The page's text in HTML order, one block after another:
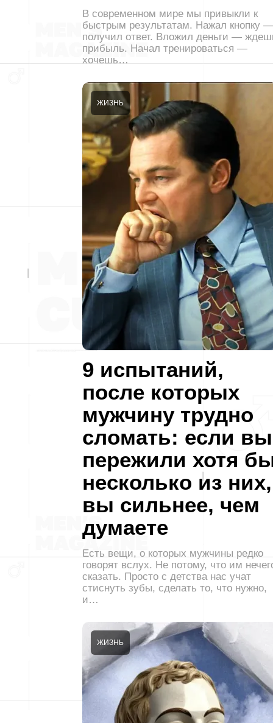
В современном мире мы привыкли к
быстрым результатам. Нажал кнопку —
получил ответ. Вложил деньги —
прибыль. Начал тренироваться —
хочешь…
9 испытаний,
после которых
мужчину трудно
сломать: если вы
пережили хотя
несколько из них,
вы сильнее, чем
думаете
ЖИЗНЬ
Есть вещи, о которых мужчины редко
говорят вслух. Не потому, что им
сказать. Просто с детства нас учат
стиснуть зубы, сделать то, что нужно,
и…
ЖИЗНЬ